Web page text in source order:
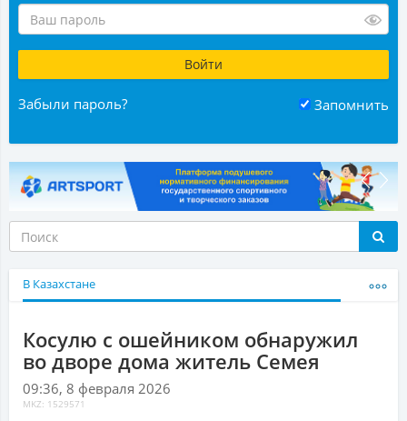
Забыли пароль? Запомнить
В Казахстане
Косулю с ошейником обнаружил
во дворе дома житель Семея
09:36, 8 февраля 2026
MKZ: 1529571